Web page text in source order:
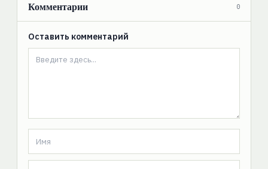
Комментарии 0
Оставить комментарий